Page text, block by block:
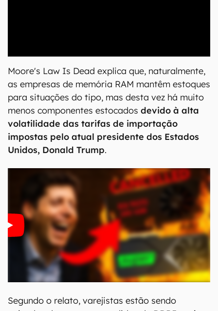
Moore's Law Is Dead explica que, naturalmente,
as empresas de memória RAM mantêm estoques
para situações do tipo, mas desta vez há muito
menos componentes estocados devido à alta
volatilidade das tarifas de importação
impostas pelo atual presidente dos Estados
Unidos, Donald Trump.
Segundo o relato, varejistas estão sendo